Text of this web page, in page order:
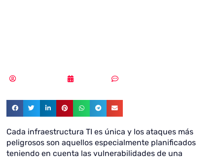
Cada infraestructura TI es única y los ataques más
peligrosos son aquellos especialmente planificados
teniendo en cuenta las vulnerabilidades de una